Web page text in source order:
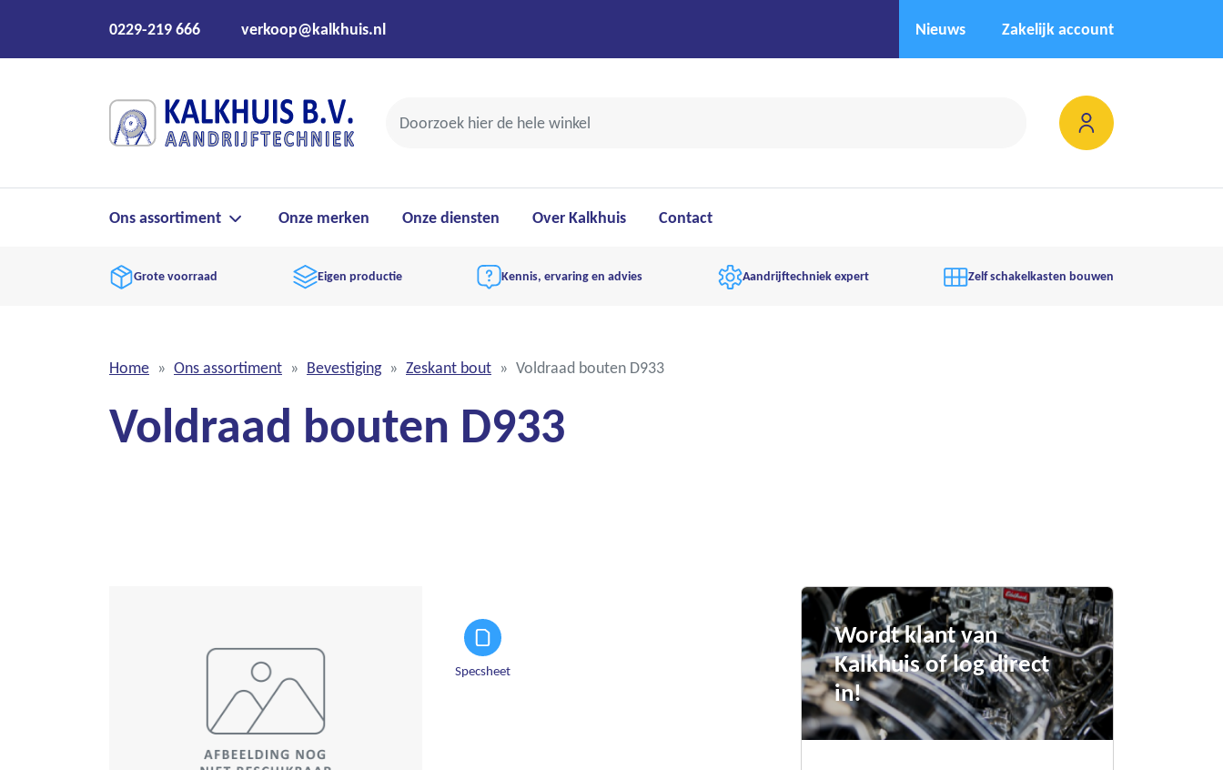
0229-219 666 verkoop@kalkhuis.nl Nieuws Zakelijk account
Ons assortiment Onze merken Onze diensten Over Kalkhuis Contact
Grote voorraad Eigen productie Kennis, ervaring en advies Aandrijftechniek expert Zelf schakelkasten bouwen
Home Ons assortiment Bevestiging Zeskant bout Voldraad bouten D933
Voldraad bouten D933
Specsheet
Wordt klant van
Kalkhuis of log direct
in!